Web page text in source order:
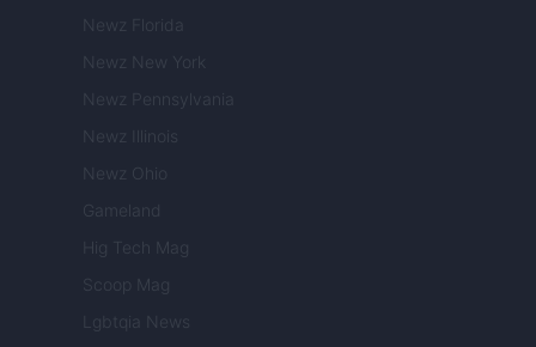
Newz Florida
Newz New York
Newz Pennsylvania
Newz Illinois
Newz Ohio
Gameland
Hig Tech Mag
Scoop Mag
Lgbtqia News